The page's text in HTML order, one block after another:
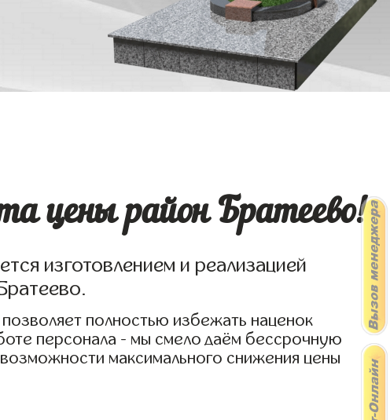
цены район Братеево!
изготовлением и реализацией
полностью избежать наценок
персонала - мы смело даём бессрочную
максимального снижения цены